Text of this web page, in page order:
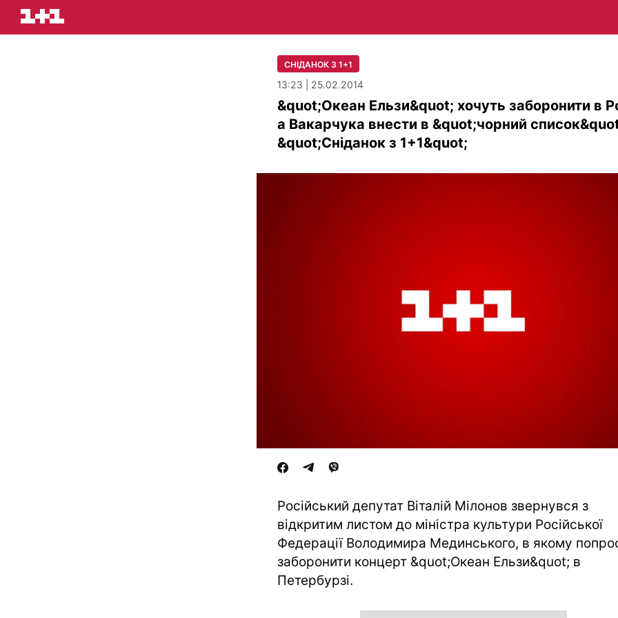
СНІДАНОК З 1+1
13:23 | 25.02.2014
&quot;Океан Ельзи&quot; хочуть заборонити в
а Вакарчука внести в &quot;чорний
&quot;Сніданок з 1+1&quot;
Російський депутат Віталій Мілонов звернувся з
відкритим листом до міністра культури Російської
Федерації Володимира Мединського, в якому
заборонити концерт &quot;Океан Ельзи&quot; в
Петербурзі.